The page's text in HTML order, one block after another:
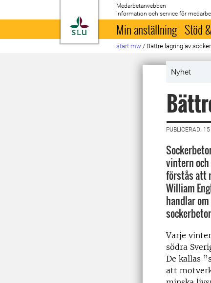
Till startsida
Medarbetarwebben
Information och service för
Min anställning Stöd
start mw / Bättre lagring av
Nyhet
PUBLICERAD:
vintern
förstås att
William
handlar
Varje
södra
De kallas
att